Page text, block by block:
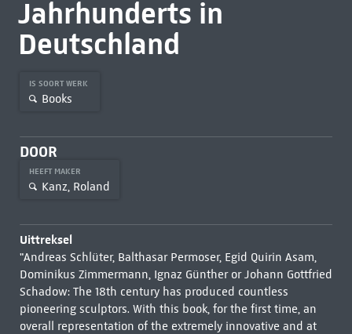
Jahrhunderts in
Deutschland
IS SOORT WERK
Books
DOOR
HEEFT MAKER
Kanz, Roland
Uittreksel
"Andreas Schlüter, Balthasar Permoser, Egid Quirin Asam,
Dominikus Zimmermann, Ignaz Günther or Johann Gottfried
Schadow: The 18th century has produced countless
pioneering sculptors. With this book, for the first time, an
overall representation of the extremely innovative and at